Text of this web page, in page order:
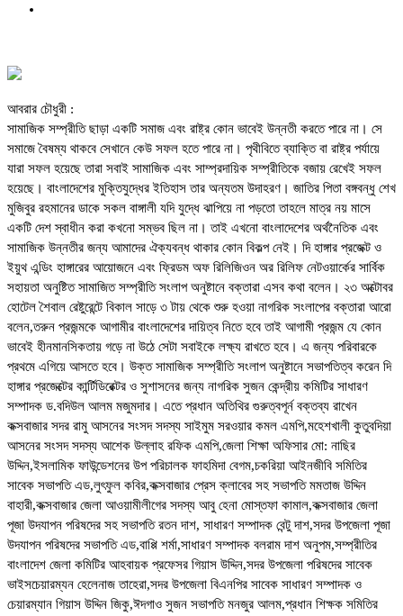
আবরার চৌধুরী :
সামাজিক সম্প্রীতি ছাড়া একটি সমাজ এবং রাষ্ট্র কোন ভাবেই উন্নতী করতে পারে না। সে
সমাজে বৈষম্য থাকবে সেখানে কেউ সফল হতে পারে না। পৃথীবিতে ব্যাক্তি বা রাষ্ট্র পর্যায়ে
যারা সফল হয়েছে তারা সবাই সামাজিক এবং সাম্প্রদায়িক সম্প্রীতিকে বজায় রেখেই সফল
হয়েছে। বাংলাদেশের মুক্তিযুদ্ধের ইতিহাস তার অন্যতম উদাহরণ। জাতির পিতা বঙ্গবন্ধু শেখ
মুজিবুর রহমানের ডাকে সকল বাঙ্গালী যদি যুদ্ধে ঝাপিয়ে না পড়তো তাহলে মাত্র নয় মাসে
একটি দেশ স্বাধীন করা কখনো সম্ভব ছিল না। তাই এখনো বাংলাদেশের অর্থনৈতিক এবং
সামাজিক উন্নতীর জন্য আমাদের ঐক্যবন্ধ থাকার কোন বিকল্প নেই। দি হাঙ্গার প্রজেক্ট ও
ইয়ুথ এন্ডিং হাঙ্গারের আয়োজনে এবং ফ্রিডম অফ রিলিজিওন অর রিলিফ নেটওয়ার্কের সার্বিক
সহায়তা অনুষ্টিত সামাজিত সম্প্রীতি সংলাপ অনুষ্টানে বক্তারা এসব কথা বলেন। ২৩ অক্টোবর
হোটেল শৈবাল রেষ্টুরেন্টে বিকাল সাড়ে ৩ টায় থেকে শুরু হওয়া নাগরিক সংলাপের বক্তারা আরো
বলেন,তরুন প্রজন্মকে আগামীর বাংলাদেশের দায়িত্ব নিতে হবে তাই আগামী প্রজন্ম যে কোন
ভাবেই হীনমানসিকতায় গড়ে না উঠে সেটা সবাইকে লক্ষ্য রাখতে হবে। এ জন্য পরিবারকে
প্রথমে এগিয়ে আসতে হবে। উক্ত সামাজিক সম্প্রীতি সংলাপ অনুষ্টানে সভাপতিত্ব করেন দি
হাঙ্গার প্রজেক্টের কার্ন্টিডিরেক্টর ও সুশাসনের জন্য নাগরিক সুজন কেন্দ্রীয় কমিটির সাধারণ
সম্পাদক ড.বদিউল আলম মজুমদার। এতে প্রধান অতিথির গুরুত্বপূর্ন বক্তব্য রাখেন
কক্সবাজার সদর রামু আসনের সংসদ সদস্য সাইমুম সরওয়ার কমল এমপি,মহেশখালী কুতুবদিয়া
আসনের সংসদ সদস্য আশেক উল্লাহ রফিক এমপি,জেলা শিক্ষা অফিসার মো: নাছির
উদ্দিন,ইসলামিক ফাউন্ডেশনের উপ পরিচালক ফাহমিদা বেগম,চকরিয়া আইনজীবি সমিতির
সাবেক সভাপতি এড,লুৎফুল কবির,কক্সবাজার প্রেস ক্লাবের সহ সভাপতি মমতাজ উদ্দিন
বাহারী,কক্সবাজার জেলা আওয়ামীলীগের সদস্য আবু হেনা মোস্তফা কামাল,কক্সবাজার জেলা
পূজা উদযাপন পরিষদের সহ সভাপতি রতন দাশ, সাধারণ সম্পাদক বেন্টু দাশ,সদর উপজেলা পূজা
উদযাপন পরিষদের সভাপতি এড,বাপ্পি শর্মা,সাধারণ সম্পাদক বলরাম দাশ অনুপম,সম্প্রীতির
বাংলাদেশ জেলা কমিটির আহবায়ক প্রফেসর গিয়াস উদ্দিন,সদর উপজেলা পরিষদের সাবেক
ভাইসচেয়ারম্যন হেলেনাজ তাহেরা,সদর উপজেলা বিএনপির সাবেক সাধারণ সম্পাদক ও
চেয়ারম্যান গিয়াস উদ্দিন জিকু,ঈদগাও সুজন সভাপতি মনজুর আলম,প্রধান শিক্ষক সমিতির